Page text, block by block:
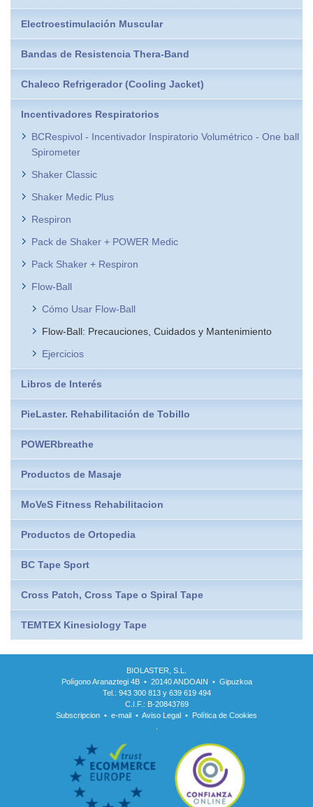
Electroestimulación Muscular
Bandas de Resistencia Thera-Band
Chaleco Refrigerador (Cooling Jacket)
Incentivadores Respiratorios
BCRespivol - Incentivador Inspiratorio Volumétrico - One ball
Spirometer
Shaker Classic
Shaker Medic Plus
Respiron
Pack de Shaker + POWER Medic
Pack Shaker + Respiron
Flow-Ball
Cómo Usar Flow-Ball
Flow-Ball: Precauciones, Cuidados y Mantenimiento
Ejercicios
Libros de Interés
PieLaster. Rehabilitación de Tobillo
POWERbreathe
Productos de Masaje
MoVeS Fitness Rehabilitacion
Productos de Ortopedia
BC Tape Sport
Cross Patch, Cross Tape o Spiral Tape
TEMTEX Kinesiology Tape
BIOLASTER, S.L.
Polígono Aranaztegi 4B • 20140 ANDOAIN • Gipuzkoa
Tel.: 943 300 813 y 639 619 494
C.I.F.: B-20843769
Subscripcion • e-mail • Aviso Legal • Política de Cookies